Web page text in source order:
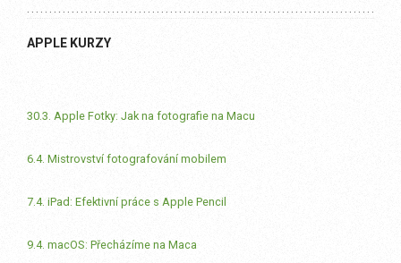
APPLE KURZY
30.3. Apple Fotky: Jak na fotografie na Macu
6.4. Mistrovství fotografování mobilem
7.4. iPad: Efektivní práce s Apple Pencil
9.4. macOS: Přecházíme na Maca